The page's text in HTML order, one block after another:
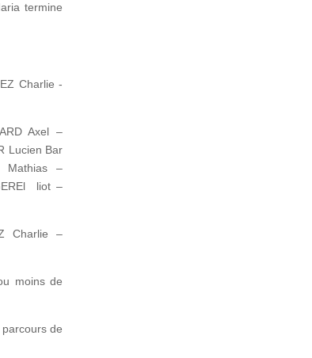
termine
Charlie -
Axel –
Lucien Bar
Mathias –
liot –
Charlie –
moins de
de